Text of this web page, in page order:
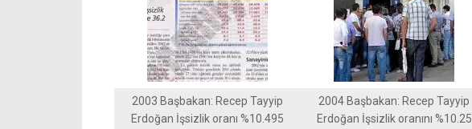
2003 Başbakan: Recep Tayyip
Erdoğan İşsizlik oranı %10.495
2004 Başbakan: Recep Tayyip
Erdoğan İşsizlik oranını %10.25